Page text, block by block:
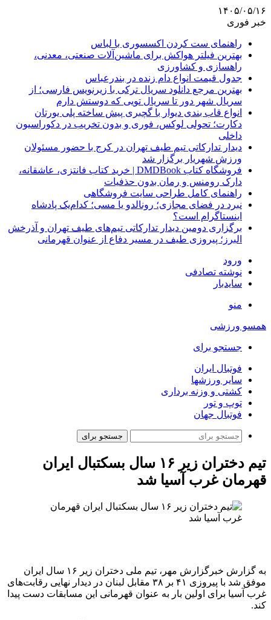
۱۴۰۵/۰۵/۱۶
خبر فوری
راهنمای ست کردن اکسسوری با لباس
بهترین فیلتر هواکش برای ماشین‌آلات صنعتی، معدنی،
راهسازی و کشاورزی
جدول قیمت انواع دام زنده در بندرعباس
بهترین مرجع دانلود سریال ترکی با زیرنویس فارسی؛ از
سریال شهر دور تا سریال تویی که دوستش دارم
انواع قاب بندی دیوار با گچبری پیش ساخته پلی یورتان
دکارت؛ تحولی لوکس، فوری و بدون تخریب در دکوراسیون
داخلی
دیدار تدارکاتی تیم طیف تهران در کرج با حضور مسئولان
ورزش شهریار برگزار شد
فروشگاه کتاب DMDBook | خرید کتاب فانتزی، عاشقانه،
دارک رومنس و رمان بدون حذفیات
راهنمای کامل طراحی سایت فروشگاهی
نبرد در فضای مجازی؛ رونالدو یا مسی؛ کدام‌یک پادشاه
اینستاگرام است؟
برگزاری دومین دیدار تدارکاتی تیم‌های طیف تهران و آذرخش
البرز؛ پیروزی طیف در مسیر دفاع از عنوان قهرمانی
ورود
نوشته تصادفی
سایدبار
منو
همسو ورزشی
جستجو برای
فوتبال ایران
سایر ورزشها
کشتی و وزنه برداری
توپ و تور
فوتبال جهان
جستجو برای
تیم دختران زیر ۱۶ سال بسکتبال ایران
قهرمان غرب آسیا شد
به گزارش خبرگزارش
مهر، تیم ملی دختران زیر ۱۶ سال ایران
موفق شد با پیروزی ۴۱ بر ۳۸ مقابل لبنان در دیدار نهایی رقابت‌های
غرب آسیا برای اولین بار به عنوان قهرمانی این مسابقات دست پیدا
کند.